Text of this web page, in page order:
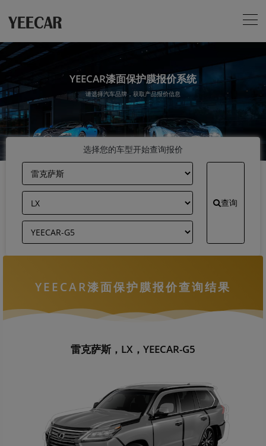
YEECAR漆面保护膜报价系统
请选择汽车品牌，获取产品报价信息
选择您的车型开始查询报价
查询
YEECAR漆面保护膜报价查询结果
雷克萨斯，LX，YEECAR-G5